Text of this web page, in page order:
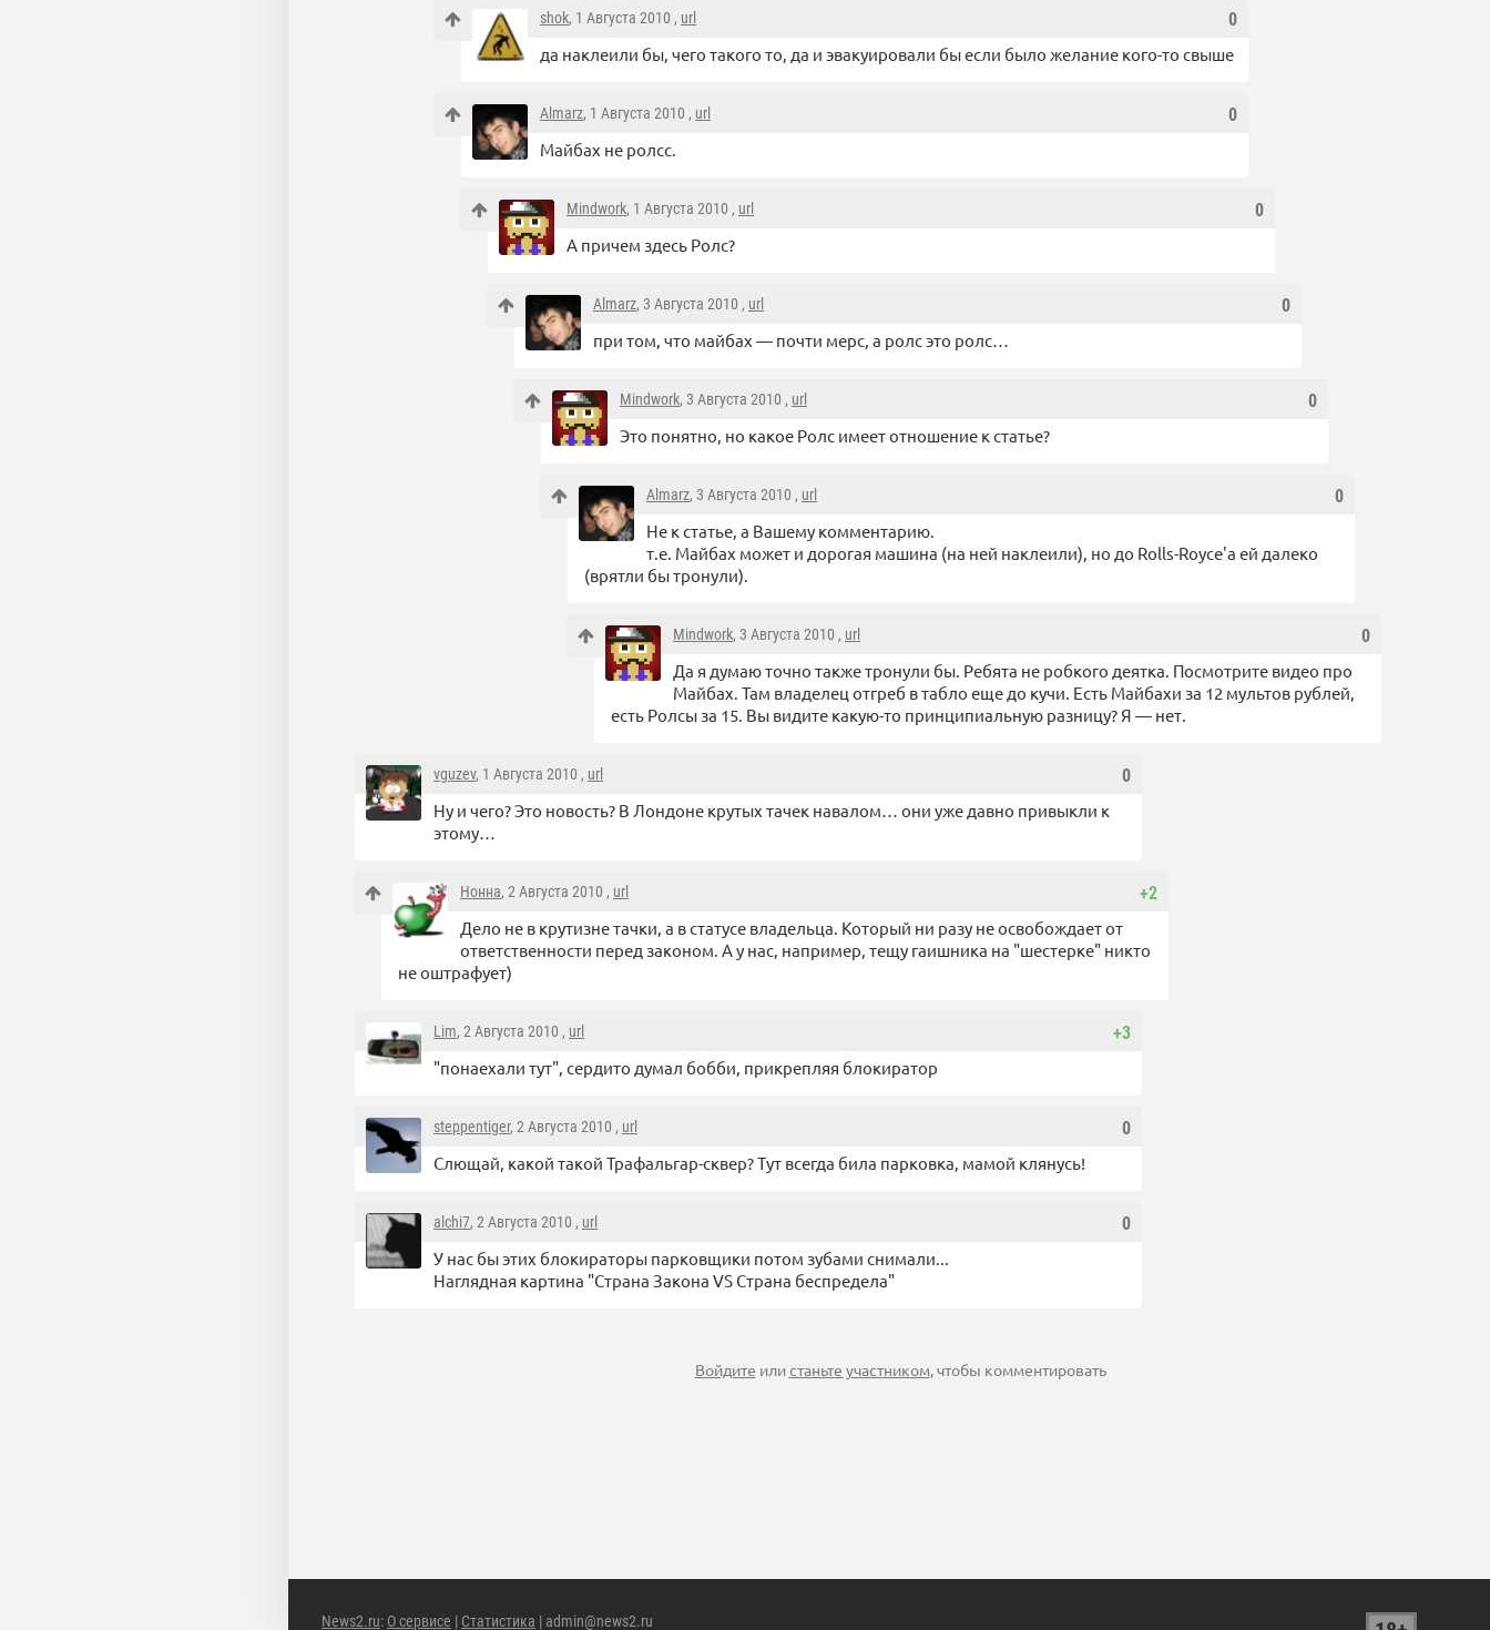
0
shok, 1 Августа 2010 , url
да наклеили бы, чего такого то, да и эвакуировали бы если было желание кого-то свыше
0
Almarz, 1 Августа 2010 , url
Майбах не ролсс.
0
Mindwork, 1 Августа 2010 , url
А причем здесь Ролс?
0
Almarz, 3 Августа 2010 , url
при том, что майбах — почти мерс, а ролс это ролс…
0
Mindwork, 3 Августа 2010 , url
Это понятно, но какое Ролс имеет отношение к статье?
0
Almarz, 3 Августа 2010 , url
Не к статье, а Вашему комментарию.
т.е. Майбах может и дорогая машина (на ней наклеили), но до Rolls-Royce'а ей далеко
(врятли бы тронули).
0
Mindwork, 3 Августа 2010 , url
Да я думаю точно также тронули бы. Ребята не робкого деятка. Посмотрите видео про
Майбах. Там владелец отгреб в табло еще до кучи. Есть Майбахи за 12 мультов рублей,
есть Ролсы за 15. Вы видите какую-то принципиальную разницу? Я — нет.
0
vguzev, 1 Августа 2010 , url
Ну и чего? Это новость? В Лондоне крутых тачек навалом… они уже давно привыкли к
этому…
+2
Нонна, 2 Августа 2010 , url
Дело не в крутизне тачки, а в статусе владельца. Который ни разу не освобождает от
ответственности перед законом. А у нас, например, тещу гаишника на "шестерке" никто
не оштрафует)
+3
Lim, 2 Августа 2010 , url
"понаехали тут", сердито думал бобби, прикрепляя блокиратор
0
steppentiger, 2 Августа 2010 , url
Слющай, какой такой Трафальгар-сквер? Тут всегда била парковка, мамой клянусь!
0
alchi7, 2 Августа 2010 , url
У нас бы этих блокираторы парковщики потом зубами снимали...
Наглядная картина "Страна Закона VS Страна беспредела"
Войдите илистаньте участником, чтобы комментировать
News2.ru: О сервисе | Статистика | admin@news2.ru